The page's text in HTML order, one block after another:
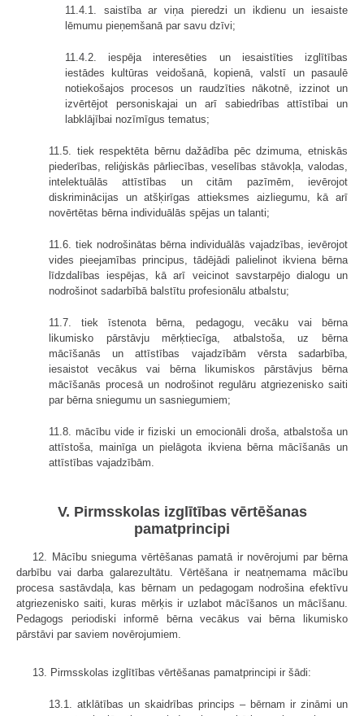
11.4.1. saistība ar viņa pieredzi un ikdienu un iesaiste
lēmumu pieņemšanā par savu dzīvi;
11.4.2. iespēja interesēties un iesaistīties izglītības
iestādes kultūras veidošanā, kopienā, valstī un pasaulē
notiekošajos procesos un raudzīties nākotnē, izzinot un
izvērtējot personiskajai un arī sabiedrības attīstībai un
labklājībai nozīmīgus tematus;
11.5. tiek respektēta bērnu dažādība pēc dzimuma, etniskās
piederības, reliģiskās pārliecības, veselības stāvokļa, valodas,
intelektuālās attīstības un citām pazīmēm, ievērojot
diskriminācijas un atšķirīgas attieksmes aizliegumu, kā arī
novērtētas bērna individuālās spējas un talanti;
11.6. tiek nodrošinātas bērna individuālās vajadzības, ievērojot
vides pieejamības principus, tādējādi palielinot ikviena bērna
līdzdalības iespējas, kā arī veicinot savstarpējo dialogu un
nodrošinot sadarbībā balstītu profesionālu atbalstu;
11.7. tiek īstenota bērna, pedagogu, vecāku vai bērna
likumisko pārstāvju mērķtiecīga, atbalstoša, uz bērna
mācīšanās un attīstības vajadzībām vērsta sadarbība,
iesaistot vecākus vai bērna likumiskos pārstāvjus bērna
mācīšanās procesā un nodrošinot regulāru atgriezenisko saiti
par bērna sniegumu un sasniegumiem;
11.8. mācību vide ir fiziski un emocionāli droša, atbalstoša un
attīstoša, mainīga un pielāgota ikviena bērna mācīšanās un
attīstības vajadzībām.
V. Pirmsskolas izglītības vērtēšanas
pamatprincipi
12. Mācību snieguma vērtēšanas pamatā ir novērojumi par bērna
darbību vai darba galarezultātu. Vērtēšana ir neatņemama mācību
procesa sastāvdaļa, kas bērnam un pedagogam nodrošina efektīvu
atgriezenisko saiti, kuras mērķis ir uzlabot mācīšanos un mācīšanu.
Pedagogs periodiski informē bērna vecākus vai bērna likumisko
pārstāvi par saviem novērojumiem.
13. Pirmsskolas izglītības vērtēšanas pamatprincipi ir šādi:
13.1. atklātības un skaidrības princips – bērnam ir zināmi un